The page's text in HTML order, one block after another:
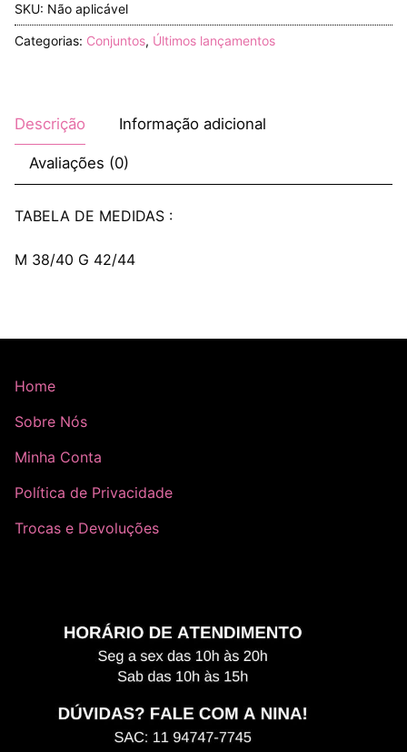
SKU: Não aplicável
Categorias: Conjuntos, Últimos lançamentos
Descrição Informação adicional
Avaliações (0)
TABELA DE MEDIDAS :
M 38/40 G 42/44
Home
Sobre Nós
Minha Conta
Política de Privacidade
Trocas e Devoluções